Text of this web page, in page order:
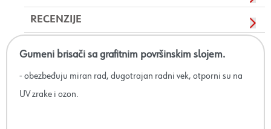
RECENZIJE
Gumeni brisači sa grafitnim površinskim slojem.
- obezbeđuju miran rad, dugotrajan radni vek, otporni su na
UV zrake i ozon.